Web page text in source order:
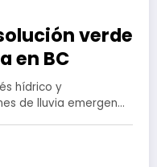
verde
en BC
hídrico y
de lluvia emergen…